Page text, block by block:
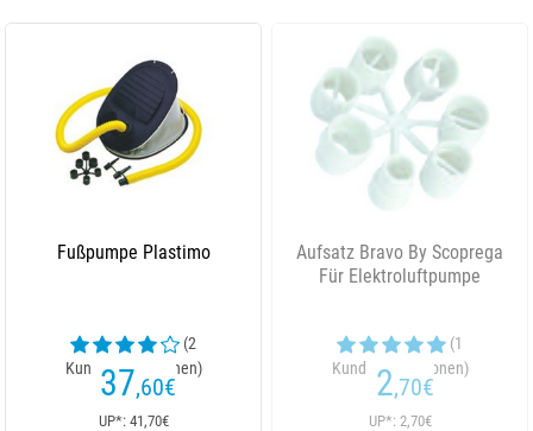
Fußpumpe Plastimo
(2
Kundenrezensionen)
37,60€
UP*: 41,70€
Aufsatz Bravo By Scoprega
Für Elektroluftpumpe
(1
Kundenrezensionen)
2,70€
UP*: 2,70€